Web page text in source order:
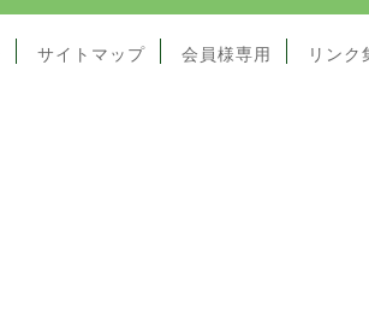
サイトマップ 会員様専用 リンク